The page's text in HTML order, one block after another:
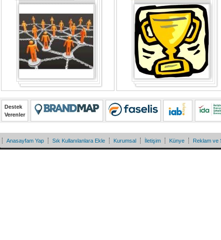
Destek
Verenler
Anasayfam Yap Sık Kullanılanlara Ekle Kurumsal İletişim Künye Reklam ve